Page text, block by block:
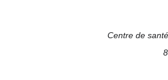
Centre de